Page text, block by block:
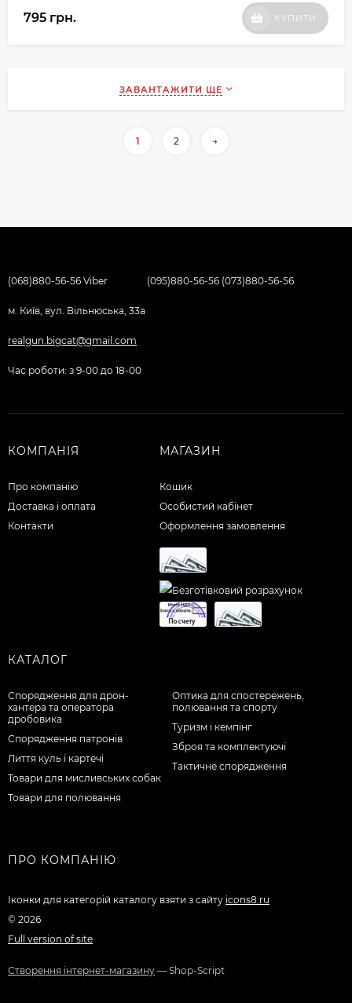
795 грн. КУПИТИ
ЗАВАНТАЖИТИ ЩЕ
1 2 →
(068)880-56-56 Viber (095)880-56-56 (073)880-56-56
м. Київ, вул. Вільнюська, 33а
realgun.bigcat@gmail.com
Час роботи: з 9-00 до 18-00
КОМПАНІЯ
Про компанію
Доставка і оплата
Контакти
МАГАЗИН
Кошик
Особистий кабінет
Оформлення замовлення
КАТАЛОГ
Спорядження для дрон-
хантера та оператора
дробовика
Спорядження патронів
Лиття куль і картечі
Товари для мисливських собак
Товари для полювання
Оптика для спостережень,
полювання та спорту
Туризм і кемпінг
Зброя та комплектуючі
Тактичне спорядження
ПРО КОМПАНІЮ
Іконки для категорій каталогу взяти з сайту icons8.ru
© 2026
Full version of site
Створення інтернет-магазину — Shop-Script